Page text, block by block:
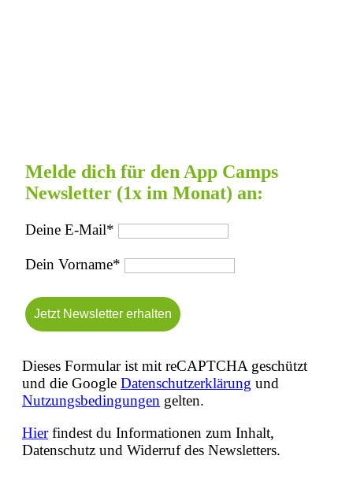
Melde dich für den App Camps
Newsletter (1x im Monat) an:
Deine E-Mail*
Dein Vorname*
Dieses Formular ist mit reCAPTCHA geschützt
und die Google Datenschutzerklärung und
Nutzungsbedingungen gelten.
Hierfindest du Informationen zum Inhalt,
Datenschutz und Widerruf des Newsletters.